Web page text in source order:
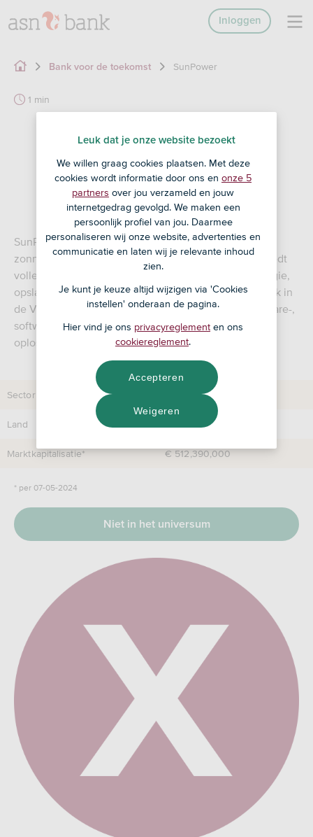
Inloggen
Bank voor de toekomst SunPower
1 min
SunPower Corporation is een leverancier van
zonnetechnologie en energiediensten. Het bedrijf biedt
volledig geïntegreerde oplossingen voor zonne-energie,
opslag en energie voor thuis aan klanten, voornamelijk in
de Verenigde Staten en Canada, via een reeks hardware-,
software- en financieringsopties en Smart Energy-
oplossingen.
Sector Solarbranche
Land Verenigde Staten
Marktkapitalisatie* € 512,390,000
* per 07-05-2024
Niet in het universum
Leuk dat je onze website bezoekt
We willen graag cookies plaatsen. Met deze
cookies wordt informatie door ons en onze 5
partners over jou verzameld en jouw
internetgedrag gevolgd. We maken een
persoonlijk profiel van jou. Daarmee
personaliseren wij onze website, advertenties en
communicatie en laten wij je relevante inhoud
zien.
Je kunt je keuze altijd wijzigen via 'Cookies
instellen' onderaan de pagina.
Hier vind je ons privacyreglement en ons
cookiereglement.
Weigeren
Accepteren